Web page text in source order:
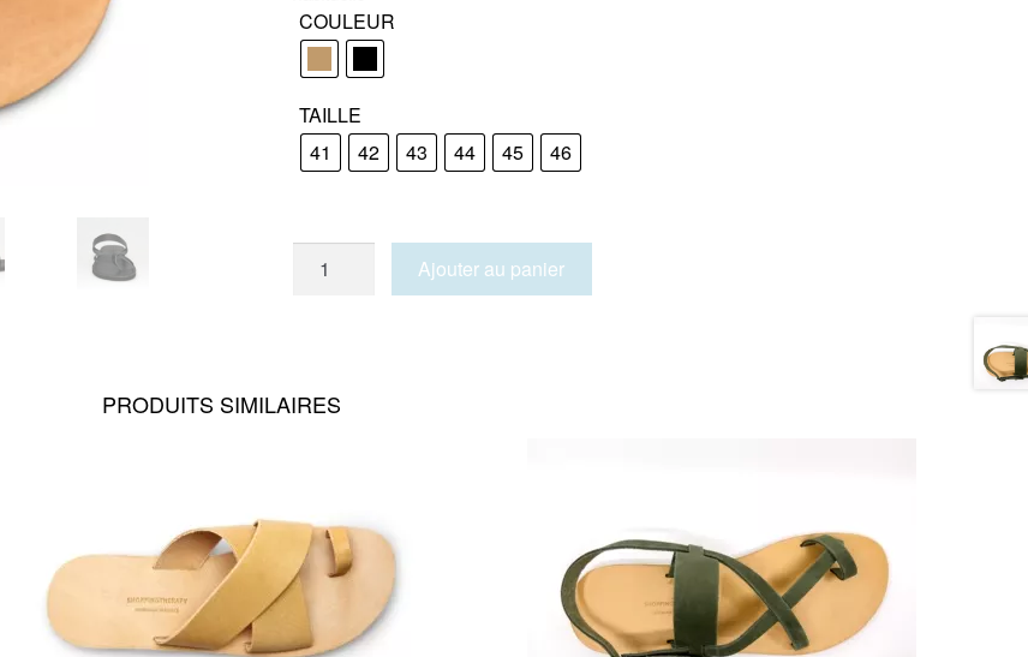
COULEUR
TAILLE
41
42 43 44 45 46
Ajouter au panier
PRODUITS SIMILAIRES